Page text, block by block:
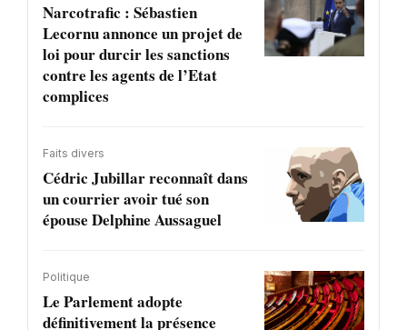
Narcotrafic : Sébastien
Lecornu annonce un projet de
loi pour durcir les sanctions
contre les agents de l’Etat
complices
Faits divers
Cédric Jubillar reconnaît dans
un courrier avoir tué son
épouse Delphine Aussaguel
Politique
Le Parlement adopte
définitivement la présence